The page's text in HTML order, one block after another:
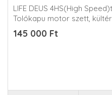
LIFE DEUS 4HS(High
Tolókapu motor szett,
145 000 Ft